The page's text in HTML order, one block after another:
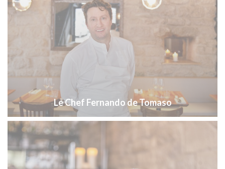
Le Chef Fernando de Tomaso